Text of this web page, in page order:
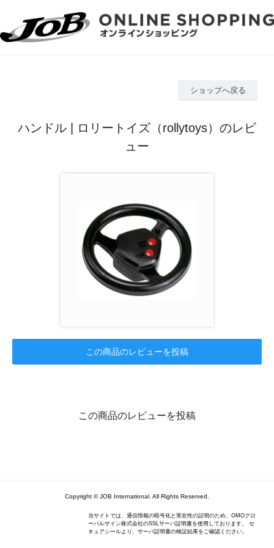
ショップへ戻る
ハンドル | ロリートイズ（rollytoys）のレビ
ュー
この商品のレビューを投稿
この商品のレビューを投稿
Copyright © JOB International. All Rights Reserved.
当サイトでは、通信情報の暗号化と実在性の証明のため、GMOグロ
ーバルサイン株式会社のSSLサーバ証明書を使用しております。 セ
キュアシールより、サーバ証明書の検証結果をご確認ください。